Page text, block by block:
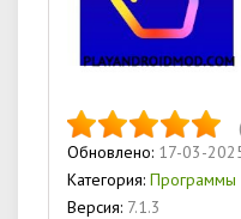
Обновлено: 17-03-
Категория: Программы
Версия: 7.1.3